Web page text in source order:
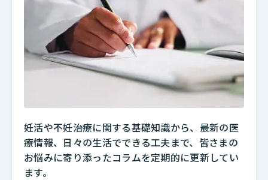
妊活や不妊治療に関する基礎知識から、最新の医
療情報、日々の生活でできる工夫まで、皆さまの
お悩みに寄り添ったコラムを定期的に更新してい
ます。